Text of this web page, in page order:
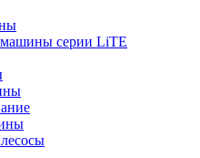
серии LiTE